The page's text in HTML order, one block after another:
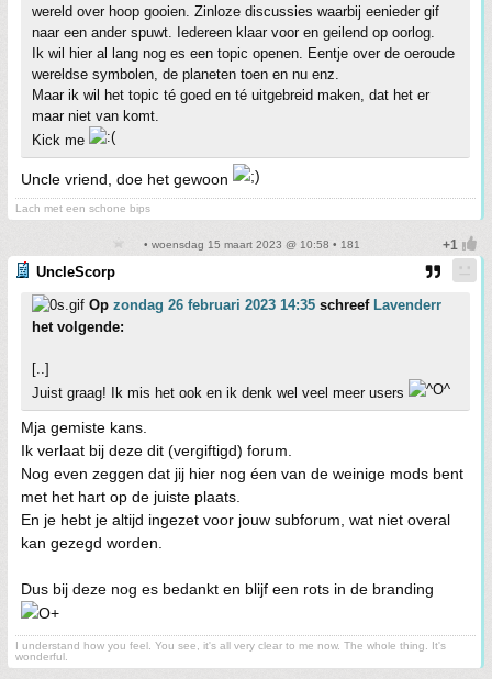
wereld over hoop gooien. Zinloze discussies waarbij eenieder gif
naar een ander spuwt. Iedereen klaar voor en geilend op oorlog.
Ik wil hier al lang nog es een topic openen. Eentje over de oeroude
wereldse symbolen, de planeten toen en nu enz.
Maar ik wil het topic té goed en té uitgebreid maken, dat het er
maar niet van komt.
Kick me
Uncle vriend, doe het gewoon
Lach met een schone bips
• woensdag 15 maart 2023 @ 10:58 • 181
UncleScorp
Op zondag 26 februari 2023 14:35 schreef Lavenderr
het volgende:
[..]
Juist graag! Ik mis het ook en ik denk wel veel meer users
Mja gemiste kans.
Ik verlaat bij deze dit (vergiftigd) forum.
Nog even zeggen dat jij hier nog éen van de weinige mods bent
met het hart op de juiste plaats.
En je hebt je altijd ingezet voor jouw subforum, wat niet overal
kan gezegd worden.
Dus bij deze nog es bedankt en blijf een rots in de branding
I understand how you feel. You see, it's all very clear to me now. The whole thing. It's
wonderful.